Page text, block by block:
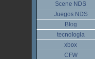
Scene NDS
Juegos NDS
Blog
tecnologia
xbox
CFW